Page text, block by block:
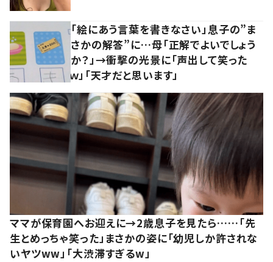
「絵にあう言葉を書きなさい」息子の”ま
さかの解答”に…母「正解でよいでしょう
か？」→衝撃の光景に「声出して笑った
ｗ」「天才だと思います」
ママが保育園へお迎えに→2歳息子を見たら……「先
生とめっちゃ笑った」まさかの姿に「幼児しか許されな
いヤツww」「大渋滞すぎるw」